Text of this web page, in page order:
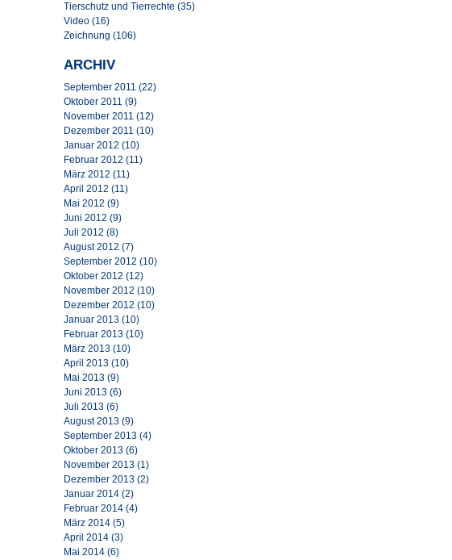
Tierschutz und Tierrechte (35)
Video (16)
Zeichnung (106)
ARCHIV
September 2011 (22)
Oktober 2011 (9)
November 2011 (12)
Dezember 2011 (10)
Januar 2012 (10)
Februar 2012 (11)
März 2012 (11)
April 2012 (11)
Mai 2012 (9)
Juni 2012 (9)
Juli 2012 (8)
August 2012 (7)
September 2012 (10)
Oktober 2012 (12)
November 2012 (10)
Dezember 2012 (10)
Januar 2013 (10)
Februar 2013 (10)
März 2013 (10)
April 2013 (10)
Mai 2013 (9)
Juni 2013 (6)
Juli 2013 (6)
August 2013 (9)
September 2013 (4)
Oktober 2013 (6)
November 2013 (1)
Dezember 2013 (2)
Januar 2014 (2)
Februar 2014 (4)
März 2014 (5)
April 2014 (3)
Mai 2014 (6)